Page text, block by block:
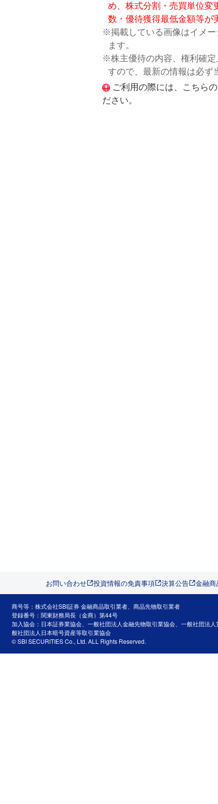
め、株式分割・売買単位変
数・優待獲得最低金額等が
※掲載している画像はイメ
ます。
※株主優待の内容、権利確
すので、最新の情報は必ず
ご利用の際には、こちら
ださい。
お問い合わせ 投資情報の免責事項 決算公告 金融
商号等：株式会社SBI証券 金融商品取引業者、商品先物取引業者
登録番号：関東財務局長（金商）第44号
加入協会：日本証券業協会、一般社団法人金融先物取引業協会、一般社団法
般社団法人日本暗号資産等取引業協会
© SBI SECURITIES Co., Ltd. ALL Rights Reserved.